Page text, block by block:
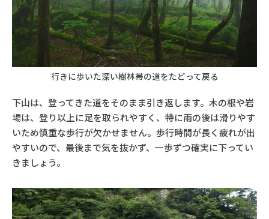
行きに歩いた深い樹林帯の道をたどって戻る
下山は、登ってきた道をそのまま引き返します。木の根や岩
場は、登り以上に足を取られやすく、特に雨の後は滑りやす
いため慎重な歩行が欠かせません。歩行時間が長く疲れが出
やすいので、最後まで気を抜かず、一歩ずつ確実に下ってい
きましょう。